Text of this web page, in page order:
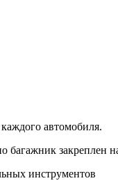
автомобиля.
багажник за­креплен
инструментов